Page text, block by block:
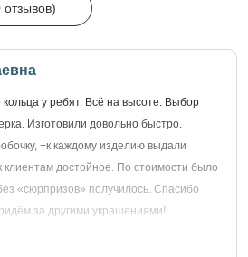
у ребят. Всё на высоте. Выбор
Изготовили довольно быстро.
+к каждому изделию выдали
достойное. По стоимости было
«сюрпризов» получилось. Спасибо
за другими украшениями!